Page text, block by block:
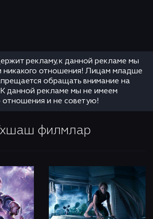
рекламу, к данной рекламе мы
никакого отношения! Лицам младше
обращать внимание на
К данной рекламе мы не имеем
отношения и не советую!
филмлар